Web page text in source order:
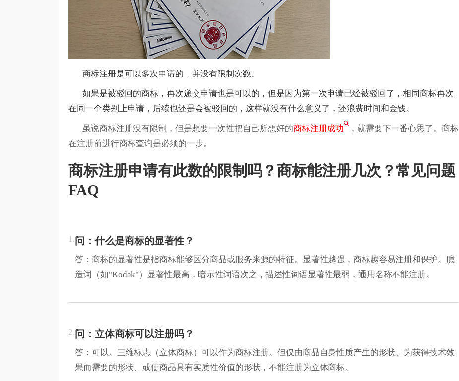
商标注册是可以多次申请的，并没有限制次数。
如果是被驳回的商标，再次递交申请也是可以的，但是因为第一次申请已经被驳回了，相同商标再次
在同一个类别上申请，后续也还是会被驳回的，这样就没有什么意义了，还浪费时间和金钱。
虽说商标注册没有限制，但是想要一次性把自己所想好的商标注册成功 ，就需要下一番心思了。商标
在注册前进行商标查询是必须的一步。
商标注册申请有此数的限制吗？商标能注册几次？常见问题
FAQ
1.问：什么是商标的显著性？
答：商标的显著性是指商标能够区分商品或服务来源的特征。显著性越强，商标越容易注册和保护。臆
造词（如"Kodak"）显著性最高，暗示性词语次之，描述性词语显著性最弱，通用名称不能注册。
2.问：立体商标可以注册吗？
答：可以。三维标志（立体商标）可以作为商标注册。但仅由商品自身性质产生的形状、为获得技术效
果而需要的形状、或使商品具有实质性价值的形状，不能注册为立体商标。